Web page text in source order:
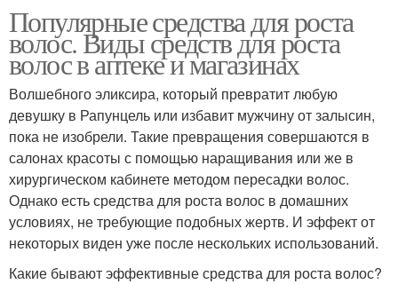
Популярные средства для роста
волос. Виды средств для роста
волос в аптеке и магазинах
Волшебного эликсира, который превратит любую
девушку в Рапунцель или избавит мужчину от залысин,
пока не изобрели. Такие превращения совершаются в
салонах красоты с помощью наращивания или же в
хирургическом кабинете методом пересадки волос.
Однако есть средства для роста волос в домашних
условиях, не требующие подобных жертв. И эффект от
некоторых виден уже после нескольких использований.
Какие бывают эффективные средства для роста волос?